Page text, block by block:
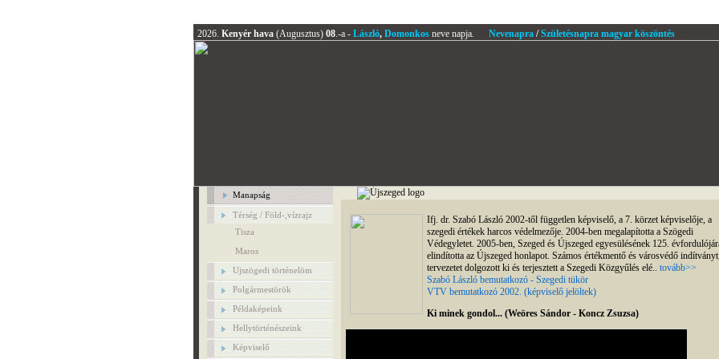
2026. Kenyér hava (Augusztus) 08.-a - László, Domonkosneve napja. Nevenapra/Születésnapra magyar köszöntés
Manapság
Térség / Föld-,vízrajz
Tisza
Maros
Ujszögedi történelöm
Polgármestörök
Példaképeink
Hellytörténészeink
Képviselő
Ifj. dr. Szabó László 2002-től független képviselő, a 7. körzet képviselője, a
szegedi értékek harcos védelmezője. 2004-ben megalapította a Szögedi
Védegyletet. 2005-ben, Szeged és Újszeged egyesülésének 125.
elindította az Újszeged honlapot. Számos értékmentő és városvédő
tervezetet dolgozott ki és terjesztett a Szegedi Közgyűlés elé.. tovább>>
Szabó László bemutatkozó - Szegedi tükör
VTV bemutatkozó 2002. (képviselő jelöltek)
Ki minek gondol... (Weöres Sándor - Koncz Zsuzsa)